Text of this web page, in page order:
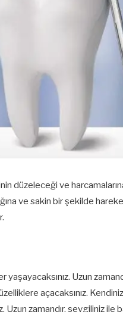
düzeleceği ve
ve sakin bir şekilde
Uzun
açacaksınız.
zamandır, sevgiliniz ile